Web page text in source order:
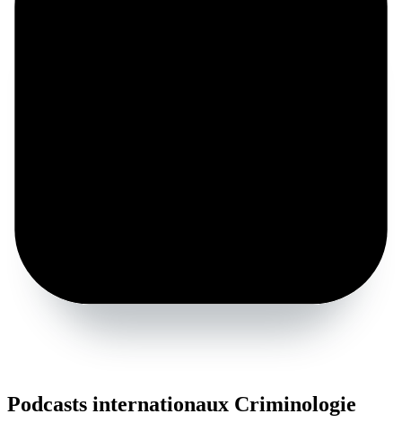
Podcasts internationaux Criminologie